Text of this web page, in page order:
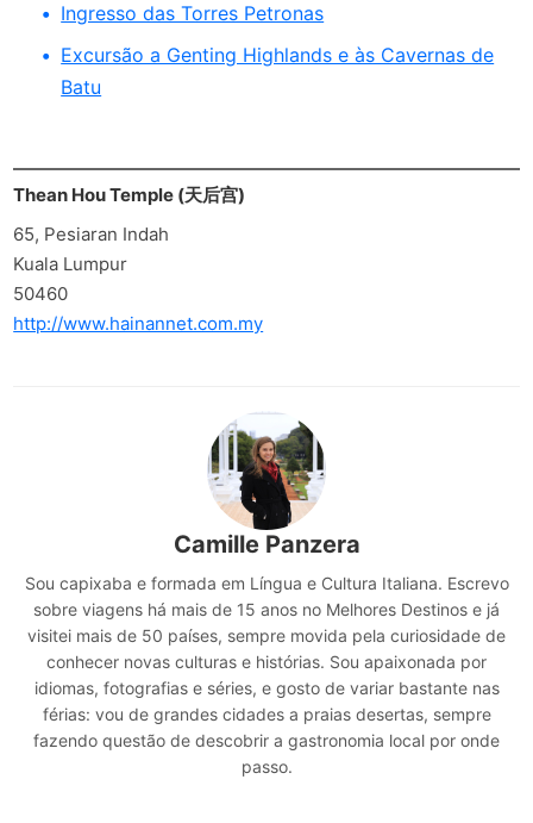
Ingresso das Torres Petronas
Excursão a Genting Highlands e às Cavernas de
Batu
Thean Hou Temple (天后宫)
65, Pesiaran Indah
Kuala Lumpur
50460
http://www.hainannet.com.my
Camille Panzera
Sou capixaba e formada em Língua e Cultura Italiana. Escrevo
sobre viagens há mais de 15 anos no Melhores Destinos e já
visitei mais de 50 países, sempre movida pela curiosidade de
conhecer novas culturas e histórias. Sou apaixonada por
idiomas, fotografias e séries, e gosto de variar bastante nas
férias: vou de grandes cidades a praias desertas, sempre
fazendo questão de descobrir a gastronomia local por onde
passo.